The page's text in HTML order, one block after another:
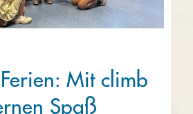
Mit climb
Spaß